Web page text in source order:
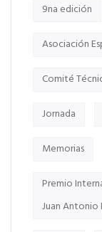
9na edición
Asociación
Comité
Jornada
Memorias
Premio
Juan Antonio